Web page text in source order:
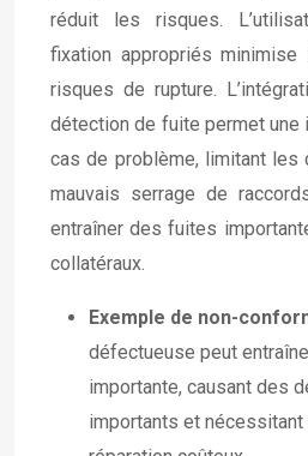
réduit les risques.
fixation appropriés
risques de rupture.
détection de fuite permet une
cas de problème, limitant les
mauvais serrage de
entraîner des fuites
collatéraux.
Exemple de non-
défectueuse peut
importante, causant des
importants et nécessitant